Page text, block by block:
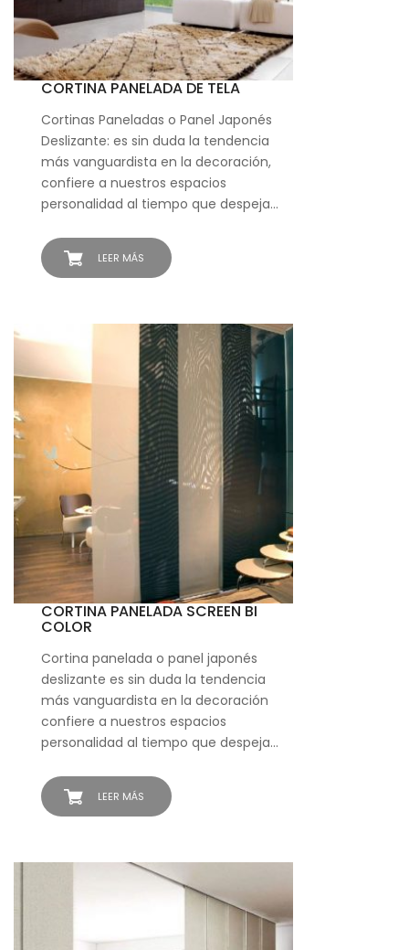
LEER MÁS
CORTINA PANELADA DE TELA
Cortinas Paneladas o Panel Japonés
Deslizante: es sin duda la tendencia
más vanguardista en la decoración,
confiere a nuestros espacios
personalidad al tiempo que despeja…
LEER MÁS
CORTINA PANELADA SCREEN BI
COLOR
Cortina panelada o panel japonés
deslizante es sin duda la tendencia
más vanguardista en la decoración
confiere a nuestros espacios
personalidad al tiempo que despeja…